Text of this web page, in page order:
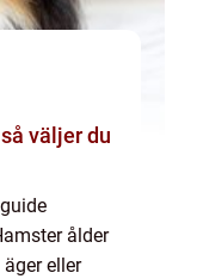
ålder
eller